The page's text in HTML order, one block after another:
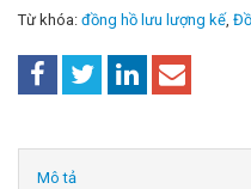
Từ khóa: đồng hồ lưu lượng kế,
Mô tả